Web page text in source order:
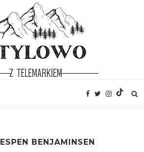
ESPEN BENJAMINSEN